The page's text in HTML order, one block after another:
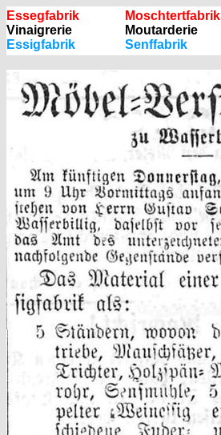
Essegfabrik
Vinaigrerie
Essigfabrik
Moschtertfabrik
Moutarderie
Senffabrik